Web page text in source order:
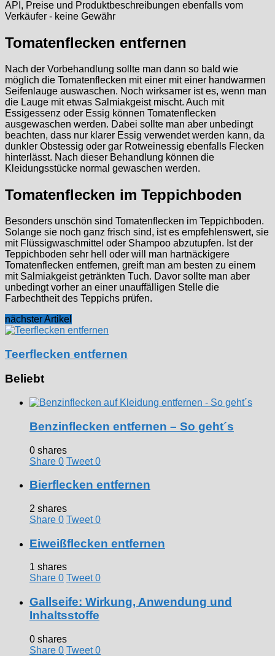
API, Preise und Produktbeschreibungen ebenfalls vom
Verkäufer - keine Gewähr
Tomatenflecken entfernen
Nach der Vorbehandlung sollte man dann so bald wie
möglich die Tomatenflecken mit einer mit einer handwarmen
Seifenlauge auswaschen. Noch wirksamer ist es, wenn man
die Lauge mit etwas Salmiakgeist mischt. Auch mit
Essigessenz oder Essig können Tomatenflecken
ausgewaschen werden. Dabei sollte man aber unbedingt
beachten, dass nur klarer Essig verwendet werden kann, da
dunkler Obstessig oder gar Rotweinessig ebenfalls Flecken
hinterlässt. Nach dieser Behandlung können die
Kleidungsstücke normal gewaschen werden.
Tomatenflecken im Teppichboden
Besonders unschön sind Tomatenflecken im Teppichboden.
Solange sie noch ganz frisch sind, ist es empfehlenswert, sie
mit Flüssigwaschmittel oder Shampoo abzutupfen. Ist der
Teppichboden sehr hell oder will man hartnäckigere
Tomatenflecken entfernen, greift man am besten zu einem
mit Salmiakgeist getränkten Tuch. Davor sollte man aber
unbedingt vorher an einer unauffälligen Stelle die
Farbechtheit des Teppichs prüfen.
nächster Artikel
Teerflecken entfernen
Beliebt
Benzinflecken entfernen – So geht´s
0 shares
Share 0 Tweet 0
Bierflecken entfernen
2 shares
Share 0 Tweet 0
Eiweißflecken entfernen
1 shares
Share 0 Tweet 0
Gallseife: Wirkung, Anwendung und
Inhaltsstoffe
0 shares
Share 0 Tweet 0